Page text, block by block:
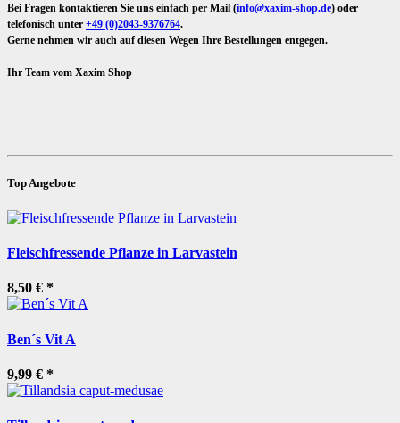
Bei Fragen kontaktieren Sie uns einfach per Mail (info@xaxim-shop.de) oder
telefonisch unter +49 (0)2043-9376764.
Gerne nehmen wir auch auf diesen Wegen Ihre Bestellungen entgegen.
Ihr Team vom Xaxim Shop
Top Angebote
Fleischfressende Pflanze in Larvastein
8,50 € *
Ben´s Vit A
9,99 € *